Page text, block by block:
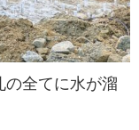
の全てに水が溜